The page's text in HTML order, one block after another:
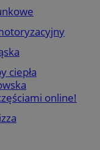
ciepła
online!